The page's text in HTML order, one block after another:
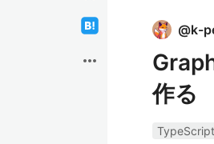
more_horiz
@k-
作る
TypeScript